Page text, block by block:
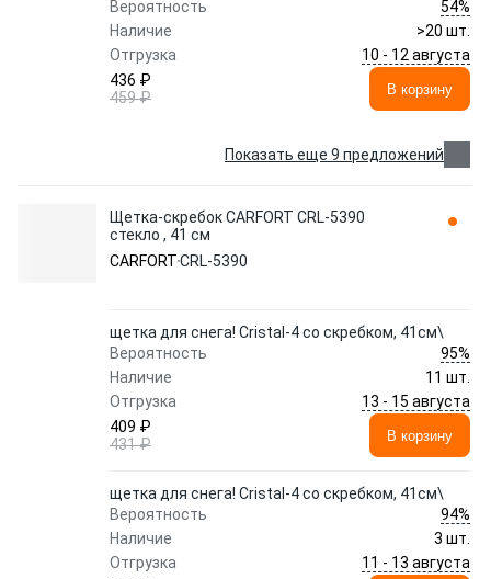
Вероятность
54%
Наличие
>20 шт.
Отгрузка
10 - 12 августа
436 ₽
459 ₽
В корзину
Показать еще 9 предложений
Щетка-скребок CARFORT CRL-5390
стекло , 41 см
CARFORTCRL-5390
щетка для снега! Cristal-4 со скребком, 41см\
Вероятность
95%
Наличие
11 шт.
Отгрузка
13 - 15 августа
409 ₽
431 ₽
В корзину
щетка для снега! Cristal-4 со скребком, 41см\
Вероятность
94%
Наличие
3 шт.
Отгрузка
11 - 13 августа